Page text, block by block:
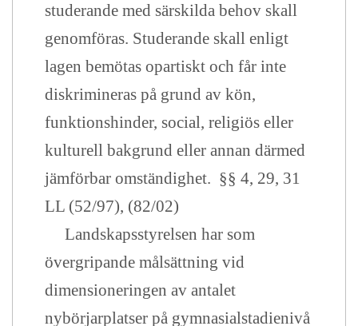
studerande med särskilda behov skall
genomföras. Studerande skall enligt
lagen bemötas opartiskt och får inte
diskrimineras på grund av kön,
funktionshinder, social, religiös eller
kulturell bakgrund eller annan därmed
jämförbar omständighet. §§ 4, 29, 31
LL (52/97), (82/02)
Landskapsstyrelsen har som
övergripande målsättning vid
dimensioneringen av antalet
nybörjarplatser på gymnasialstadienivå